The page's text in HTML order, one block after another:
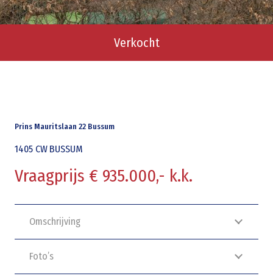
Verkocht
Prins Mauritslaan 22 Bussum
1405 CW BUSSUM
Vraagprijs € 935.000,- k.k.
Omschrijving
Foto’s